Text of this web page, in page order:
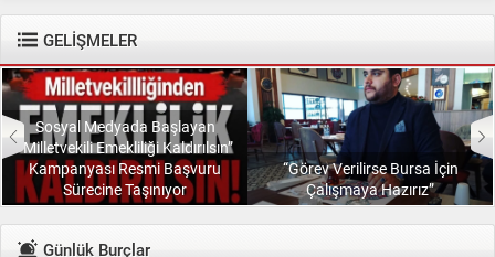
diyenlere güler geçer. Yüce...
GELİŞMELER
Sosyal Medyada Başlayan
“Milletvekili Emekliliği Kaldırılsın”
Kampanyası Resmi Başvuru
Sürecine Taşınıyor
“Görev Verilirse Bursa İçin
Çalışmaya Hazırız”
Günlük Burçlar